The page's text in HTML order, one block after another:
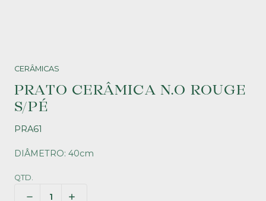
CERÂMICAS
PRATO CERÂMICA N.O ROUGE
S/PÉ
PRA61
DIÂMETRO: 40cm
QTD.